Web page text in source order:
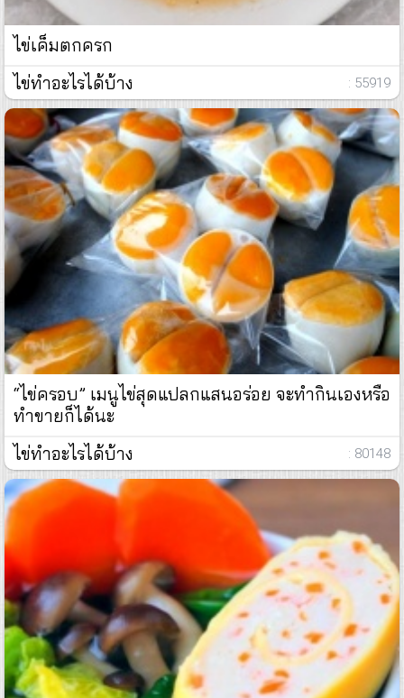
ไข่เค็มตกครก
ไข่ทำอะไรได้บ้าง
: 55919
“ไข่ครอบ” เมนูไข่สุดแปลกแสนอร่อย จะทำกินเองหรือ
ทำขายก็ได้นะ
ไข่ทำอะไรได้บ้าง
: 80148